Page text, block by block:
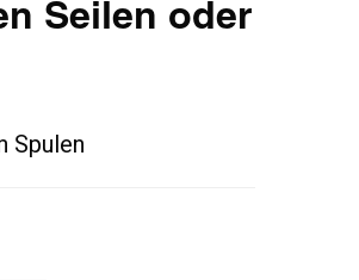
Seilen oder
Spulen